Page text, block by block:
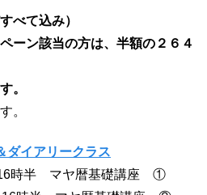
べて込み）
ーン該当の方は、半額の２６４
。
。
ダイアリークラス
16時半 マヤ暦基礎講座 ①